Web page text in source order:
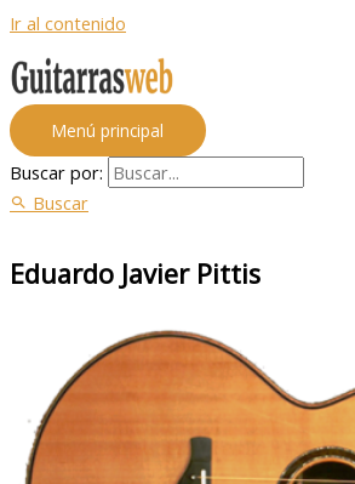
Ir al contenido
Menú principal
Buscar por:
Buscar
Eduardo Javier Pittis